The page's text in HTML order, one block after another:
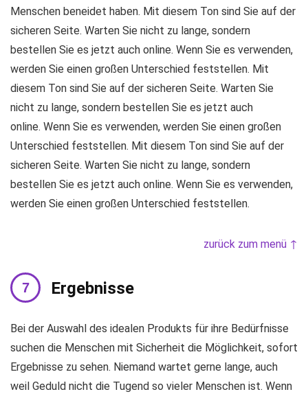
Menschen beneidet haben. Mit diesem Ton sind Sie auf der
sicheren Seite. Warten Sie nicht zu lange, sondern
bestellen Sie es jetzt auch online. Wenn Sie es verwenden,
werden Sie einen großen Unterschied feststellen. Mit
diesem Ton sind Sie auf der sicheren Seite. Warten Sie
nicht zu lange, sondern bestellen Sie es jetzt auch
online. Wenn Sie es verwenden, werden Sie einen großen
Unterschied feststellen. Mit diesem Ton sind Sie auf der
sicheren Seite. Warten Sie nicht zu lange, sondern
bestellen Sie es jetzt auch online. Wenn Sie es verwenden,
werden Sie einen großen Unterschied feststellen.
zurück zum menü ↑
Ergebnisse
Bei der Auswahl des idealen Produkts für ihre Bedürfnisse
suchen die Menschen mit Sicherheit die Möglichkeit, sofort
Ergebnisse zu sehen. Niemand wartet gerne lange, auch
weil Geduld nicht die Tugend so vieler Menschen ist. Wenn